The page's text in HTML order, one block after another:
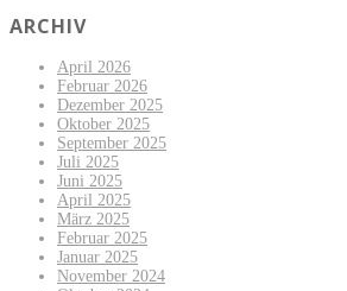
ARCHIV
April 2026
Februar 2026
Dezember 2025
Oktober 2025
September 2025
Juli 2025
Juni 2025
April 2025
März 2025
Februar 2025
Januar 2025
November 2024